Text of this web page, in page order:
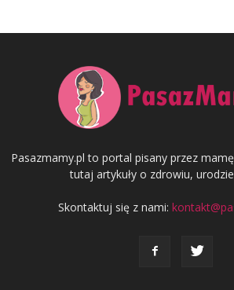
Pasazmamy.pl to portal pisany przez
tutaj artykuły o zdrowiu,
Skontaktuj się z nami: